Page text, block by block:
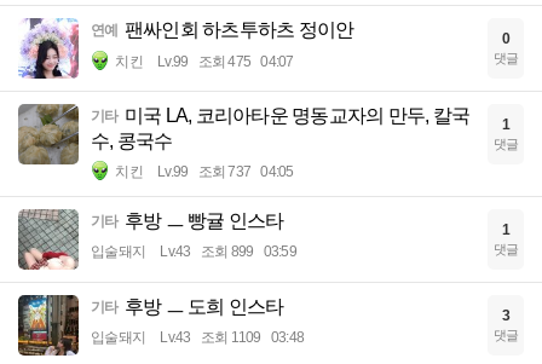
연예 팬싸인회 하츠투하츠 정이안
치킨 Lv.99 조회 475 04:07
0
댓글
기타 미국 LA, 코리아타운 명동교자의 만두, 칼국
수, 콩국수
치킨 Lv.99 조회 737 04:05
1
댓글
기타 후방 ㅡ 빵귤 인스타
입술돼지 Lv.43 조회 899 03:59
1
댓글
기타 후방 ㅡ 도희 인스타
입술돼지 Lv.43 조회 1109 03:48
3
댓글